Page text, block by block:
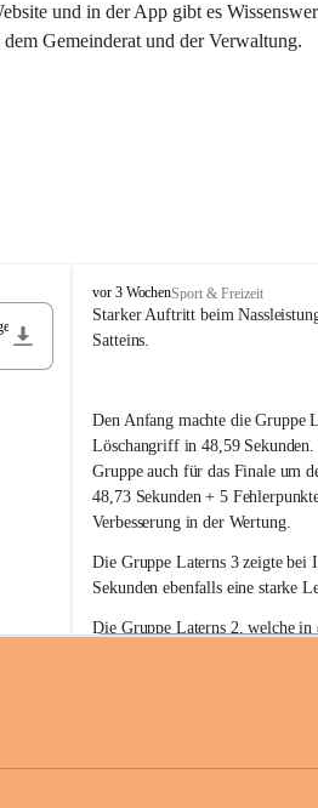
und in der App gibt es
Gemeinderat und der Verwaltung.
F
r
e
l
l
i
g
e
F
e
u
e
r
w
t
vor 3 WochenSport & Freizeit
Starker Auftritt beim
Satteins.
Den Anfang machte die Gruppe
Löschangriff in 48,59
Gruppe auch für das Finale um
48,73 Sekunden + 5
Verbesserung in der Wertung.
Die Gruppe Laterns 3 zeigte
Sekunden ebenfalls eine starke
Die Gruppe Laterns 2, welche